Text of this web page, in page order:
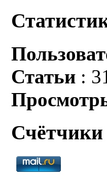
Статьи :
Счётчики